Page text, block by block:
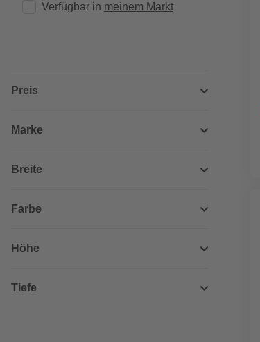
Verfügbar in meinem Markt
Preis
Marke
Breite
Farbe
Höhe
Tiefe